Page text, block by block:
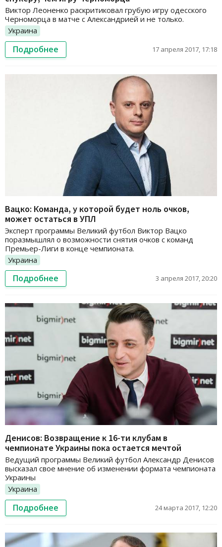
Виктор Леоненко раскритиковал грубую игру одесского
Черноморца в матче с Александрией и не только.
Украина
Подробнее 17 апреля 2017, 17:18
Вацко: Команда, у которой будет ноль очков,
может остаться в УПЛ
Эксперт программы Великий футбол Виктор Вацко
поразмышлял о возможности снятия очков с команд
Премьер-Лиги в конце чемпионата.
Украина
Подробнее 3 апреля 2017, 20:20
Денисов: Возвращение к 16-ти клубам в
чемпионате Украины пока остается мечтой
Ведущий программы Великий футбол Александр Денисов
высказал свое мнение об изменении формата чемпионата
Украины
Украина
Подробнее 24 марта 2017, 12:20